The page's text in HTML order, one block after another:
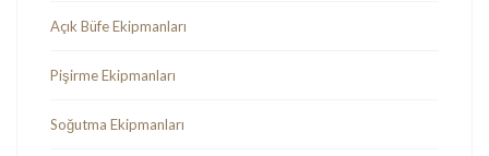
Açık Büfe Ekipmanları
Pişirme Ekipmanları
Soğutma Ekipmanları